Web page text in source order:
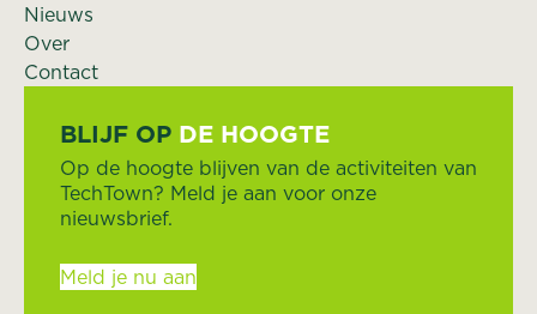
Nieuws
Over
Contact
BLIJF OP DE HOOGTE
Op de hoogte blijven van de activiteiten van
TechTown? Meld je aan voor onze
nieuwsbrief.
Meld je nu aan